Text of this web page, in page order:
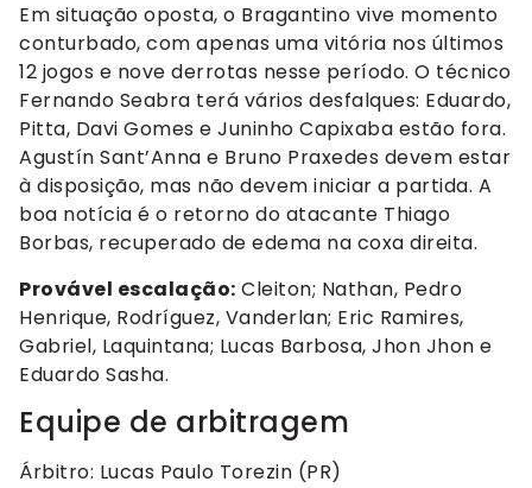
Em situação oposta, o Bragantino vive momento
conturbado, com apenas uma vitória nos últimos
12 jogos e nove derrotas nesse período. O técnico
Fernando Seabra terá vários desfalques: Eduardo,
Pitta, Davi Gomes e Juninho Capixaba estão fora.
Agustín Sant’Anna e Bruno Praxedes devem estar
à disposição, mas não devem iniciar a partida. A
boa notícia é o retorno do atacante Thiago
Borbas, recuperado de edema na coxa direita.
Provável escalação: Cleiton; Nathan, Pedro
Henrique, Rodríguez, Vanderlan; Eric Ramires,
Gabriel, Laquintana; Lucas Barbosa, Jhon Jhon e
Eduardo Sasha.
Equipe de arbitragem
Árbitro: Lucas Paulo Torezin (PR)